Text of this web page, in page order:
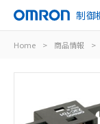
制御
Home > 商品情報 >